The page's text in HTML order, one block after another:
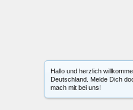
Hallo und herzlich
Deutschland. Melde Dich
mach mit bei uns!